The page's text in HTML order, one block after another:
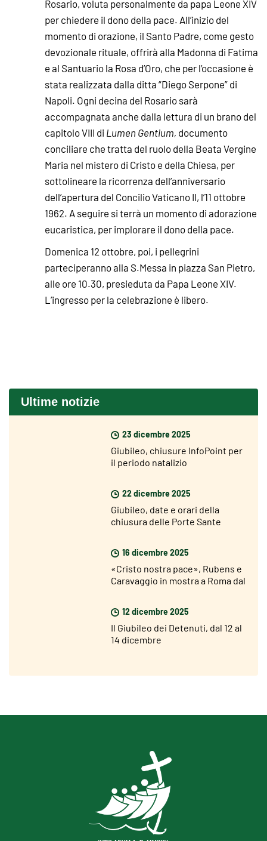
Rosario, voluta personalmente da papa Leone XIV
per chiedere il dono della pace. All’inizio del
momento di orazione, il Santo Padre, come gesto
devozionale rituale, offrirà alla Madonna di Fatima
e al Santuario la Rosa d’Oro, che per l’occasione è
stata realizzata dalla ditta “Diego Serpone” di
Napoli. Ogni decina del Rosario sarà
accompagnata anche dalla lettura di un brano del
capitolo VIII di Lumen Gentium, documento
conciliare che tratta del ruolo della Beata Vergine
Maria nel mistero di Cristo e della Chiesa, per
sottolineare la ricorrenza dell’anniversario
dell’apertura del Concilio Vaticano II, l’11 ottobre
1962. A seguire si terrà un momento di adorazione
eucaristica, per implorare il dono della pace.
Domenica 12 ottobre, poi, i pellegrini
parteciperanno alla S.Messa in piazza San Pietro,
alle ore 10.30, presieduta da Papa Leone XIV.
L’ingresso per la celebrazione è libero.
Ultime notizie
23 dicembre 2025
Giubileo, chiusure InfoPoint per
il periodo natalizio
22 dicembre 2025
Giubileo, date e orari della
chiusura delle Porte Sante
16 dicembre 2025
«Cristo nostra pace», Rubens e
Caravaggio in mostra a Roma dal
12 dicembre 2025
Il Giubileo dei Detenuti, dal 12 al
14 dicembre